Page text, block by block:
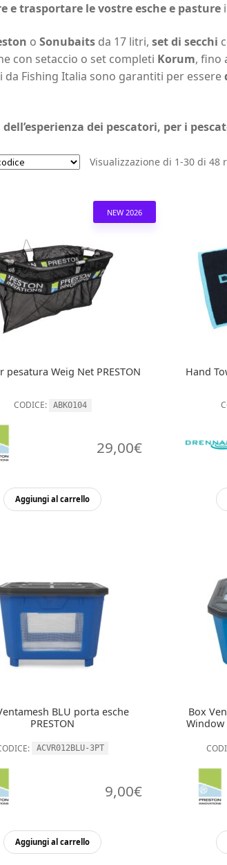
e trasportare le vostre esche e pasture
o Sonubaits da 17 litri, set di secchi
con setaccio o set completi Korum, fino
da Fishing Italia sono garantiti per essere
dei pescatori, per i
Visualizzazione di 1-30 di 48
NEW 2026
pesatura Weig Net PRESTON
CODICE: ABKO104
29,00€
Aggiungi al carrello
Hand
BLU porta esche
PRESTON
ACVR012BLU-3PT
9,00€
Aggiungi al carrello
Box
Window